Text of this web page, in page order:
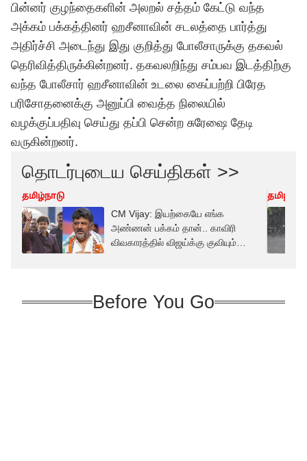
பின்னர் குழந்தைகளின் அலறல் சத்தம் கேட்டு வந்த
அக்கம் பக்கத்தினர் ஹசீனாவின் சடலத்தை பார்த்து
அதிர்ச்சி அடைந்து இது குறித்து போலீசாருக்கு தகவல்
தெரிவித்திருக்கின்றனர். தகவலறிந்து சம்பவ இடத்திற்கு
வந்த போலீசார் ஹசீனாவின் உடலை கைப்பற்றி பிரேத
பரிசோதனைக்கு அனுப்பி வைத்த நிலையில்
வழக்குப்பதிவு செய்து தப்பி சென்ற சுரேஷை தேடி
வருகின்றனர்.
தொடர்புடைய செய்திகள் >>
தமிழ்நாடு
CM Vijay: இயற்கையே எங்க
அண்ணன் பக்கம் தான்.. காவிரி
விவகாரத்தில் விஜய்க்கு குவியும்
Before You Go